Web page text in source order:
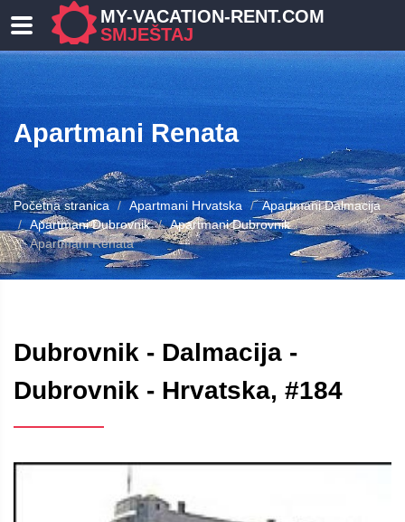
MY-VACATION-RENT.COM
SMJEŠTAJ
Apartmani Renata
Početna stranica Apartmani Hrvatska
Apartmani Dalmacija
Apartmani Dubrovnik
Apartmani Dubrovnik
Apartmani Renata
Dubrovnik - Dalmacija -
Dubrovnik - Hrvatska, #184